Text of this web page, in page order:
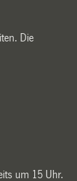
Die
um 15 Uhr.